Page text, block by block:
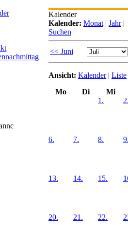
Kalender
Kalender: Monat | Jahr|
Suchen
<< Juni
Ansicht: Kalender| Liste
Mo
Di
Mi
1.
6. 7. 8.
13. 14. 15.
20. 21. 22.